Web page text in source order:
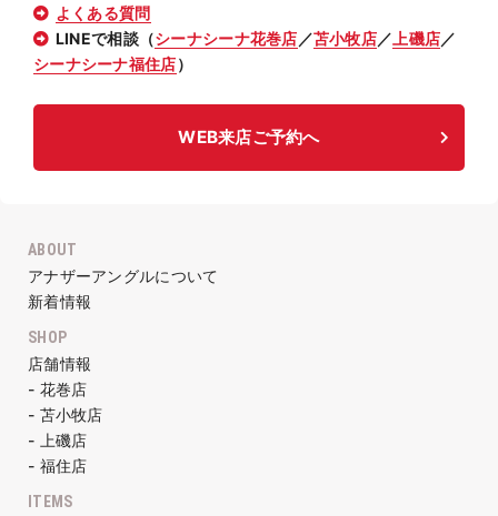
よくある質問
LINEで相談（シーナシーナ花巻店 ／苫小牧店／ 上磯店／
シーナシーナ福住店）
WEB来店ご予約へ
ABOUT
アナザーアングルについて
新着情報
SHOP
店舗情報
- 花巻店
- 苫小牧店
- 上磯店
- 福住店
ITEMS